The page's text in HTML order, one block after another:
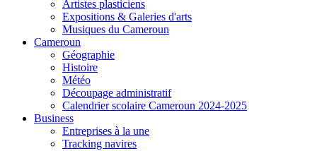
Artistes plasticiens
Expositions & Galeries d'arts
Musiques du Cameroun
Cameroun
Géographie
Histoire
Météo
Découpage administratif
Calendrier scolaire Cameroun 2024-2025
Business
Entreprises à la une
Tracking navires